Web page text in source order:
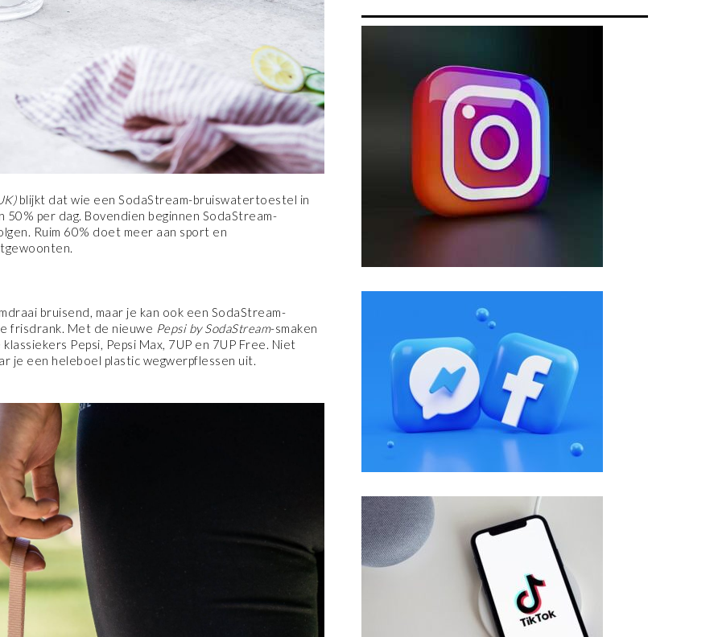
blijkt dat wie een SodaStream-bruiswatertoestel in
per dag. Bovendien beginnen SodaStream-
Ruim 60% doet meer aan sport en
bruisend, maar je kan ook een SodaStream-
frisdrank. Met de nieuwe Pepsi by SodaStream-smaken
Pepsi, Pepsi Max, 7UP en 7UP Free. Niet
je een heleboel plastic wegwerpflessen uit.